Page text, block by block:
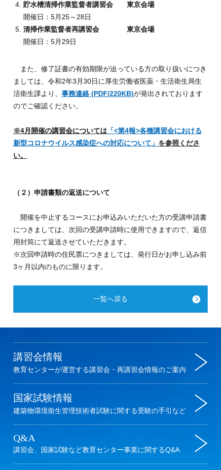
貯水槽清掃作業監督者講習会 東京会場
開催日：5月25～28日
清掃作業監督者再講習会 東京会場
開催日：5月29日
また、修了証書の有効期限が迫っている方の取り扱いにつき
ましては、令和2年3月30日に厚生労働省医薬・生活衛生局生
活衛生課より、 事務連絡 (PDF/220KB)が発出されております
のでご確認ください。
※4月開催の講習会については「<第4報>各種講習会における
新型コロナウイルス感染症への対応について」 を参照くださ
い。
（２）申請書類の返送について
開催を中止するコースにお申込みいただいた方の受講申請書
につきましては、次回の受講申請時に使用できますので、返信
用封筒にて返送させていただきます。
※次回申請時の住民票につきましては、発行日がお申し込み前
3ヶ月以内のものに限ります。
一覧へ戻る